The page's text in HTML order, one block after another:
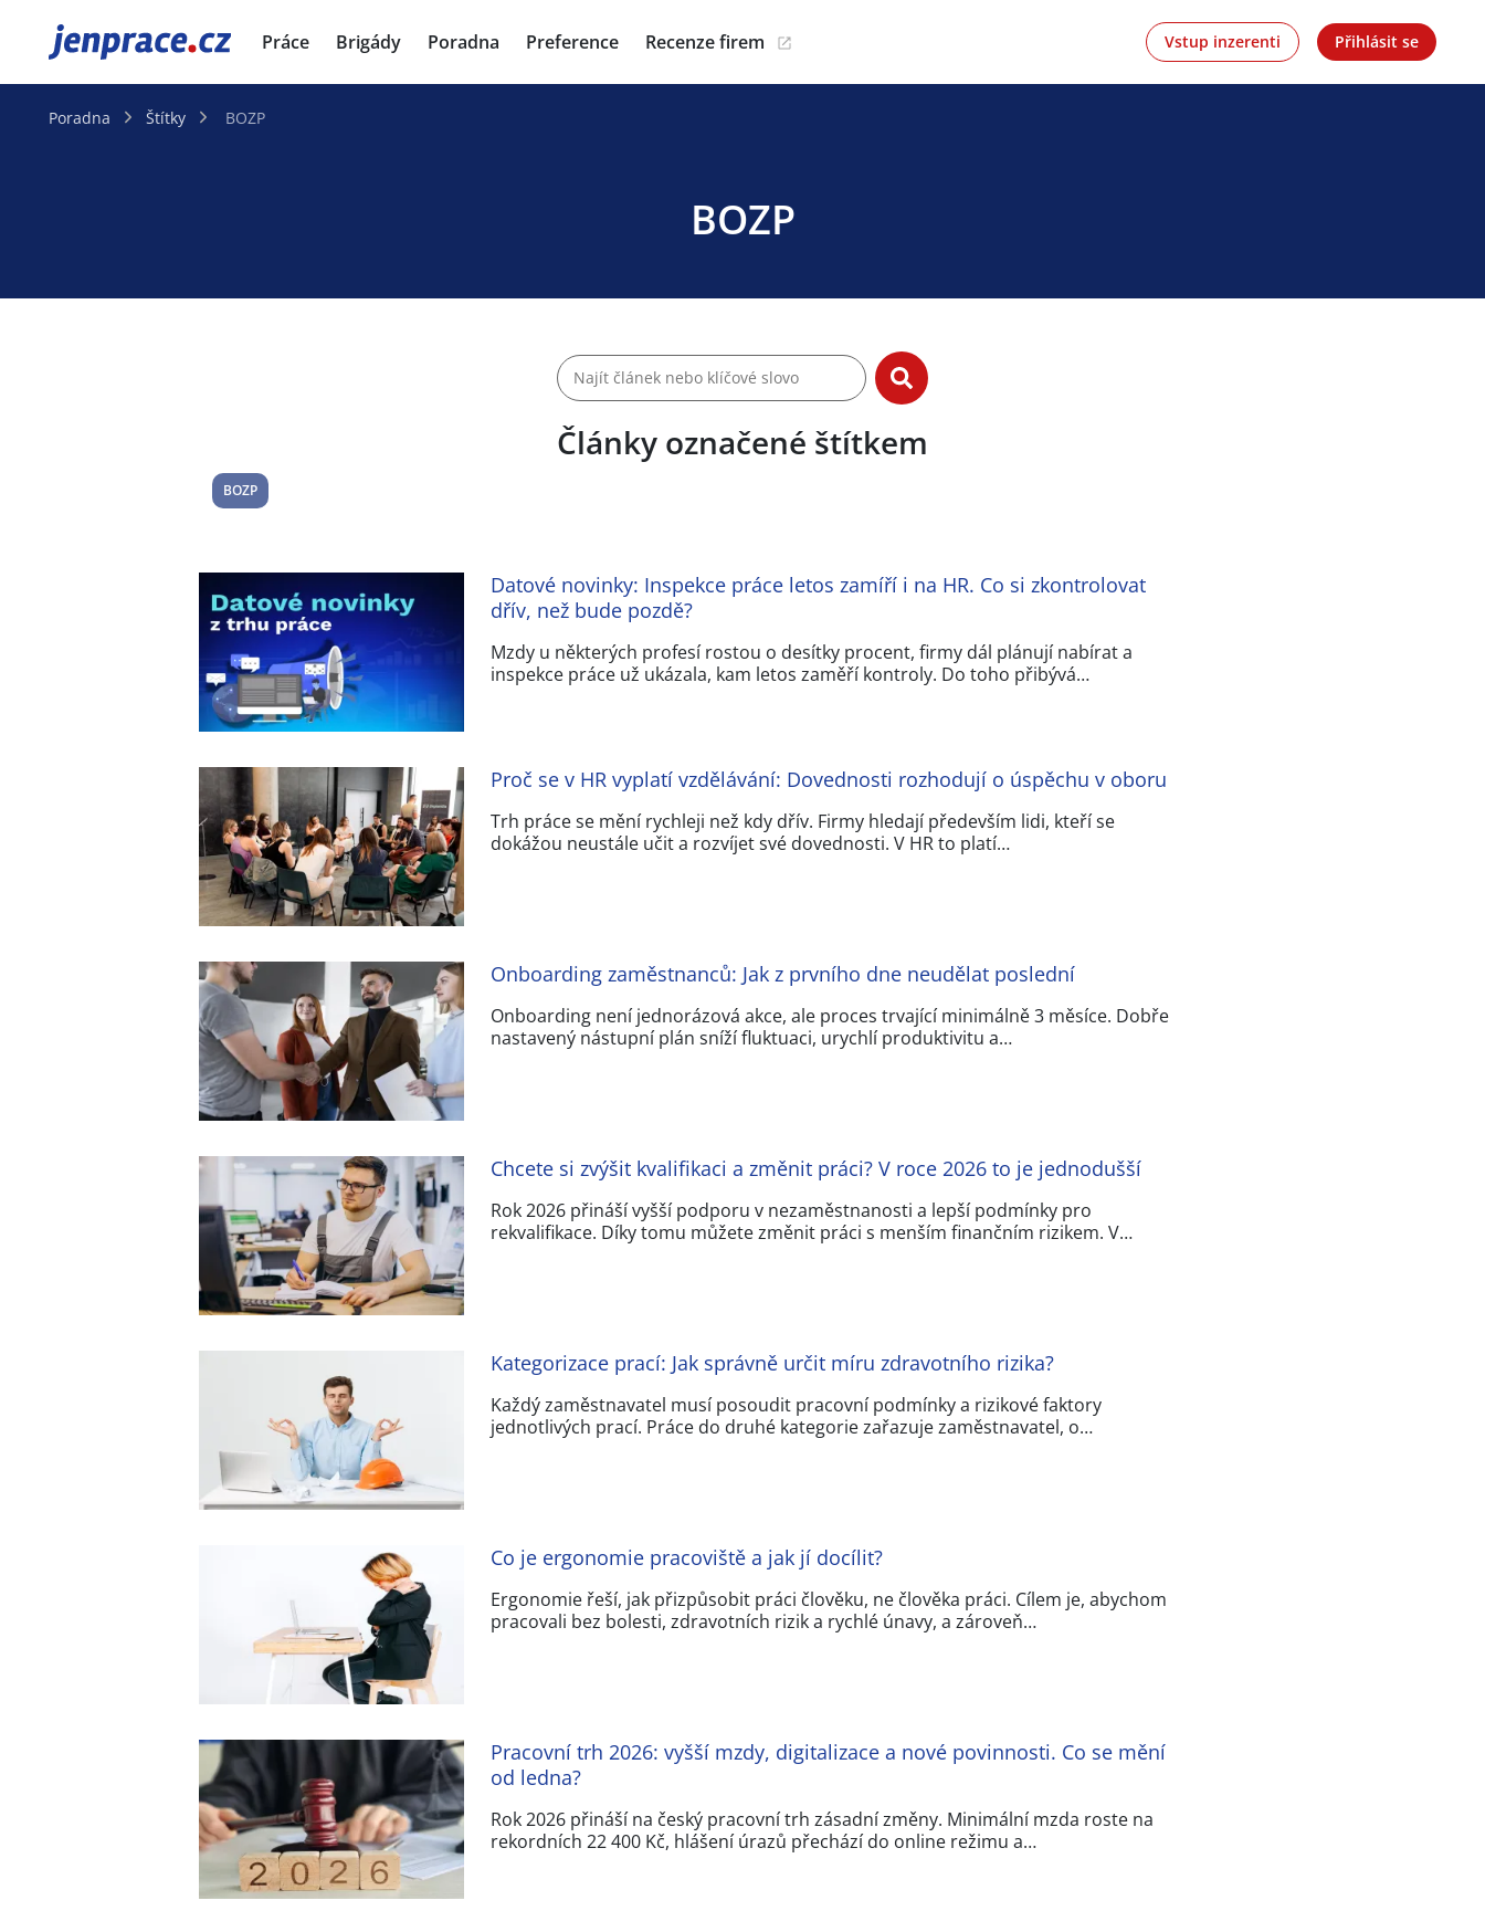
JenPráce.cz Práce Brigády Poradna Preference Recenze firem Vstup inzerenti Přihlásit se
Poradna Štítky BOZP
BOZP
Články označené štítkem
BOZP
Datové novinky: Inspekce práce letos zamíří i na HR. Co si zkontrolovat
dřív, než bude pozdě?
Mzdy u některých profesí rostou o desítky procent, firmy dál plánují nabírat a
inspekce práce už ukázala, kam letos zaměří kontroly. Do toho přibývá…
Proč se v HR vyplatí vzdělávání: Dovednosti rozhodují o úspěchu v oboru
Trh práce se mění rychleji než kdy dřív. Firmy hledají především lidi, kteří se
dokážou neustále učit a rozvíjet své dovednosti. V HR to platí…
Onboarding zaměstnanců: Jak z prvního dne neudělat poslední
Onboarding není jednorázová akce, ale proces trvající minimálně 3 měsíce. Dobře
nastavený nástupní plán sníží fluktuaci, urychlí produktivitu a…
Chcete si zvýšit kvalifikaci a změnit práci? V roce 2026 to je jednodušší
Rok 2026 přináší vyšší podporu v nezaměstnanosti a lepší podmínky pro
rekvalifikace. Díky tomu můžete změnit práci s menším finančním rizikem. V…
Kategorizace prací: Jak správně určit míru zdravotního rizika?
Každý zaměstnavatel musí posoudit pracovní podmínky a rizikové faktory
jednotlivých prací. Práce do druhé kategorie zařazuje zaměstnavatel, o…
Co je ergonomie pracoviště a jak jí docílit?
Ergonomie řeší, jak přizpůsobit práci člověku, ne člověka práci. Cílem je, abychom
pracovali bez bolesti, zdravotních rizik a rychlé únavy, a zároveň…
Pracovní trh 2026: vyšší mzdy, digitalizace a nové povinnosti. Co se mění
od ledna?
Rok 2026 přináší na český pracovní trh zásadní změny. Minimální mzda roste na
rekordních 22 400 Kč, hlášení úrazů přechází do online režimu a…